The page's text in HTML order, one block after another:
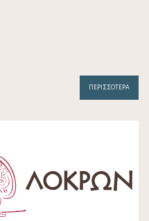
ΠΕΡΙΣΣΌΤΕΡΑ